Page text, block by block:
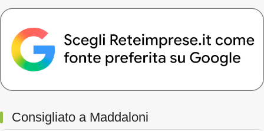
Consigliato a Maddaloni